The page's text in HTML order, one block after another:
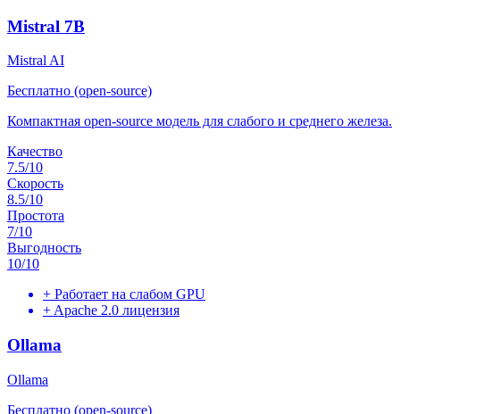
Mistral 7B
Mistral AI
Бесплатно (open-source)
Компактная open-source модель для слабого и среднего железа.
Качество
7.5/10
Скорость
8.5/10
Простота
7/10
Выгодность
10/10
+ Работает на слабом GPU
+ Apache 2.0 лицензия
Ollama
Ollama
Бесплатно (open-source)